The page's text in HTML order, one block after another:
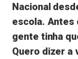
Nacional
escola. Antes
gente tinha
Quero dizer a